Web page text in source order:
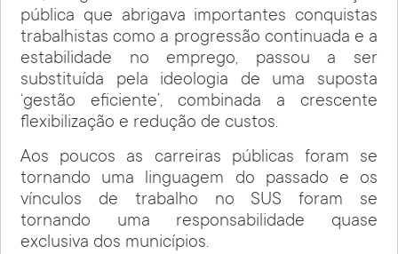
pública que abrigava importantes conquistas
trabalhistas como a progressão continuada e a
estabilidade no emprego, passou a ser
substituída pela ideologia de uma suposta
‘gestão eficiente’, combinada a crescente
flexibilização e redução de custos.
Aos poucos as carreiras públicas foram se
tornando uma linguagem do passado e os
vínculos de trabalho no SUS foram se
tornando uma responsabilidade quase
exclusiva dos municípios.